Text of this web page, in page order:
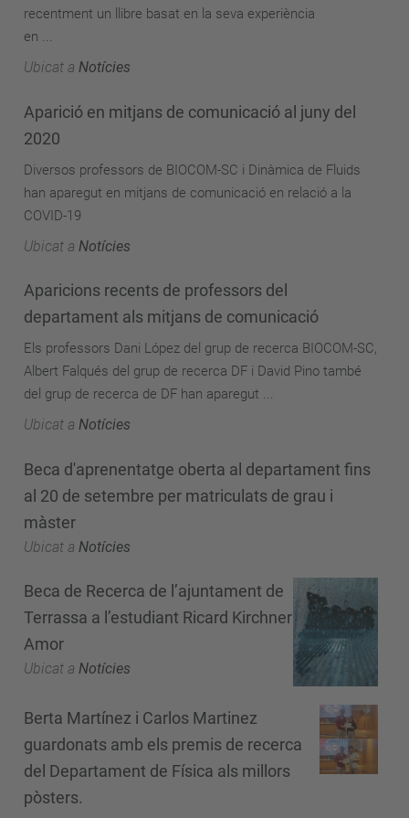
recentment un llibre basat en la seva experiència
en ...
Ubicat a Notícies
Aparició en mitjans de comunicació al juny del
2020
Diversos professors de BIOCOM-SC i Dinàmica de Fluids
han aparegut en mitjans de comunicació en relació a la
COVID-19
Ubicat a Notícies
Aparicions recents de professors del
departament als mitjans de comunicació
Els professors Dani López del grup de recerca BIOCOM-SC,
Albert Falqués del grup de recerca DF i David Pino també
del grup de recerca de DF han aparegut ...
Ubicat a Notícies
Beca d'aprenentatge oberta al departament fins
al 20 de setembre per matriculats de grau i
màster
Ubicat a Notícies
Beca de Recerca de l’ajuntament de
Terrassa a l’estudiant Ricard Kirchner
Amor
Ubicat a Notícies
Berta Martínez i Carlos Martinez
guardonats amb els premis de recerca
del Departament de Física als millors
pòsters.